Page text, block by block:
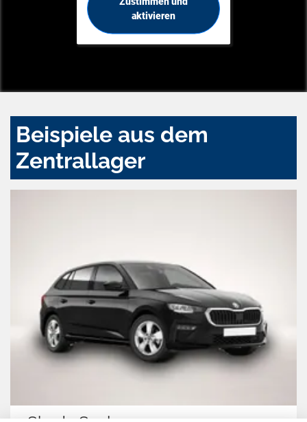
aktivieren
Beispiele aus dem
Zentrallager